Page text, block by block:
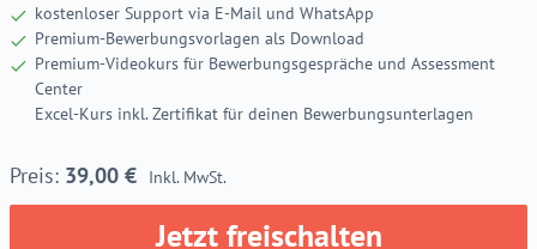
kostenloser Support via E-Mail und WhatsApp
Premium-Bewerbungsvorlagen als Download
Premium-Videokurs für Bewerbungsgespräche und Assessment
Center
Excel-Kurs inkl. Zertifikat für deinen Bewerbungsunterlagen
39,00 € Inkl. MwSt.
Jetzt freischalten